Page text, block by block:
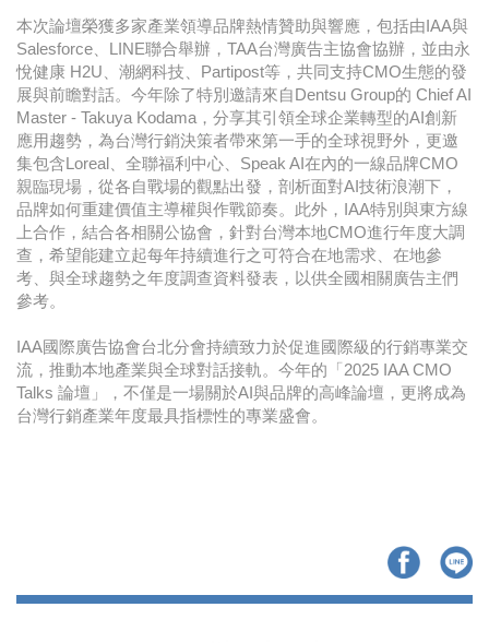
本次論壇榮獲多家產業領導品牌熱情贊助與響應，包括由IAA與
Salesforce、LINE聯合舉辦，TAA台灣廣告主協會協辦，並由永
悅健康 H2U、潮網科技、Partipost等，共同支持CMO生態的發
展與前瞻對話。今年除了特別邀請來自Dentsu Group的 Chief AI
Master - Takuya Kodama，分享其引領全球企業轉型的AI創新
應用趨勢，為台灣行銷決策者帶來第一手的全球視野外，更邀
集包含Loreal、全聯福利中心、Speak AI在內的一線品牌CMO
親臨現場，從各自戰場的觀點出發，剖析面對AI技術浪潮下，
品牌如何重建價值主導權與作戰節奏。此外，IAA特別與東方線
上合作，結合各相關公協會，針對台灣本地CMO進行年度大調
查，希望能建立起每年持續進行之可符合在地需求、在地參
考、與全球趨勢之年度調查資料發表，以供全國相關廣告主們
參考。
​IAA國際廣告協會台北分會持續致力於促進國際級的行銷專業交
流，推動本地產業與全球對話接軌。今年的「2025 IAA CMO
Talks 論壇」，不僅是一場關於AI與品牌的高峰論壇，更將成為
台灣行銷產業年度最具指標性的專業盛會。